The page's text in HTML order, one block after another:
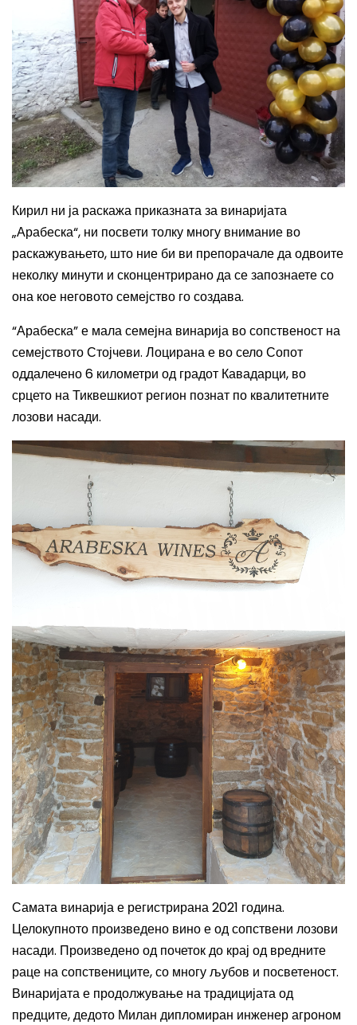
Кирил ни ја раскажа приказната за винаријата
„Арабеска“, ни посвети толку многу внимание во
раскажувањето, што ние би ви препорачале да одвоите
неколку минути и сконцентрирано да се запознаете со
она кое неговото семејство го создава.
“Арабеска” е мала семејна винарија во сопственост на
семејството Стојчеви. Лоцирана е во село Сопот
оддалечено 6 километри од градот Кавадарци, во
срцето на Тиквешкиот регион познат по квалитетните
лозови насади.
Самата винарија е регистрирана 2021 година.
Целокупното произведено вино е од сопствени лозови
насади. Произведено од почеток до крај од вредните
раце на сопствениците, со многу љубов и посветеност.
Винаријата е продолжување на традицијата од
предците, дедото Милан дипломиран инженер агроном